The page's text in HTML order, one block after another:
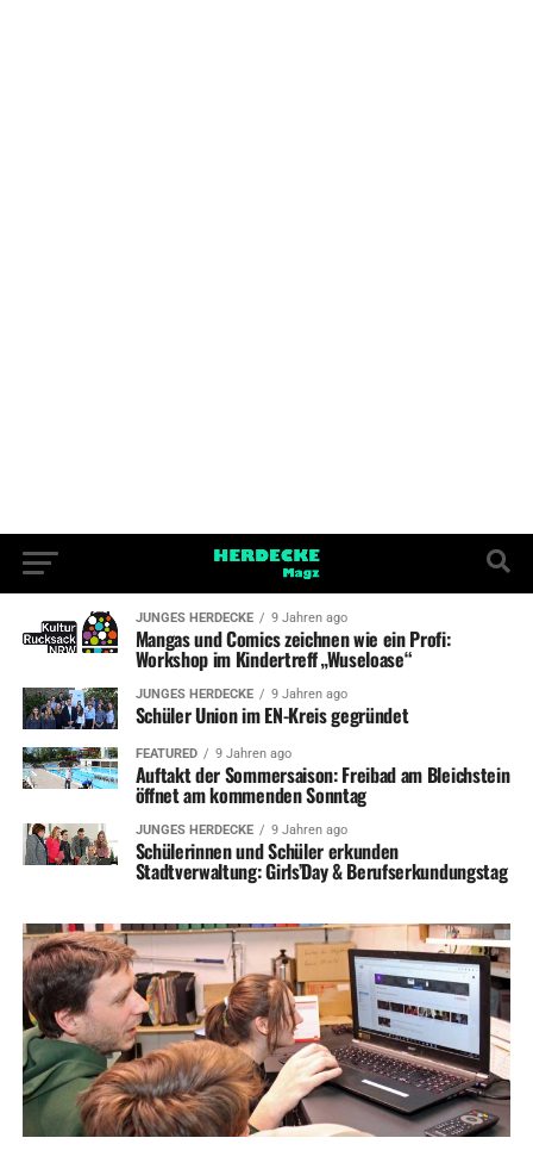
JUNGES HERDECKE 9 Jahren ago
Mangas und Comics zeichnen wie ein Profi:
Workshop im Kindertreff „Wuseloase“
JUNGES HERDECKE 9 Jahren ago
Schüler Union im EN-Kreis gegründet
FEATURED 9 Jahren ago
Auftakt der Sommersaison: Freibad am Bleichstein
öffnet am kommenden Sonntag
JUNGES HERDECKE 9 Jahren ago
Schülerinnen und Schüler erkunden
Stadtverwaltung: Girls’Day & Berufserkundungstag